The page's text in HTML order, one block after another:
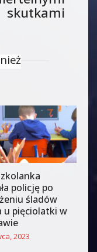
skutkami
policję po
śladów
u pięciolatki w
2023